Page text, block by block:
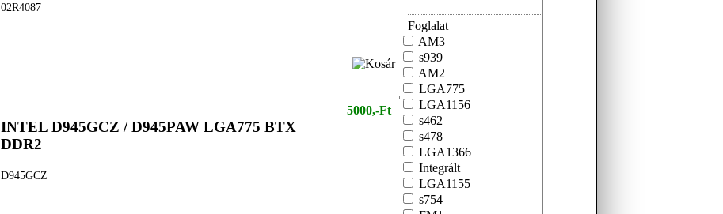
02R4087
INTEL D945GCZ / D945PAW LGA775 BTX
DDR2
D945GCZ
5000,-Ft
Foglalat
AM3
s939
AM2
LGA775
LGA1156
s462
s478
LGA1366
Integrált
LGA1155
s754